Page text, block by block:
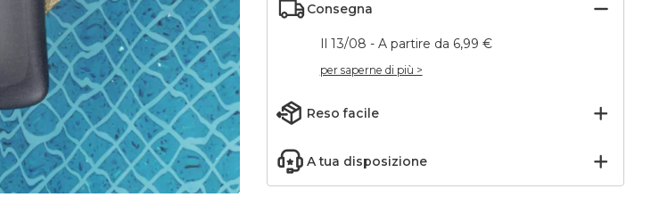
Consegna
Il 13/08 - A partire da 6,99 €
per saperne di più >
Reso facile
A tua disposizione